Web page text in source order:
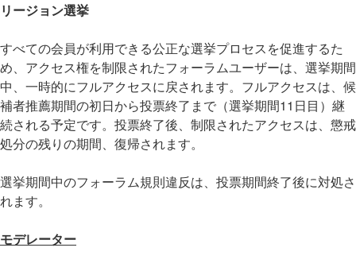
リージョン選挙
すべての会員が利用できる公正な選挙プロセスを促進するた
め、アクセス権を制限されたフォーラムユーザーは、選挙期間
中、一時的にフルアクセスに戻されます。フルアクセスは、候
補者推薦期間の初日から投票終了まで（選挙期間11日目）継
続される予定です。投票終了後、制限されたアクセスは、懲戒
処分の残りの期間、復帰されます。
選挙期間中のフォーラム規則違反は、投票期間終了後に対処さ
れます。
モデレーター